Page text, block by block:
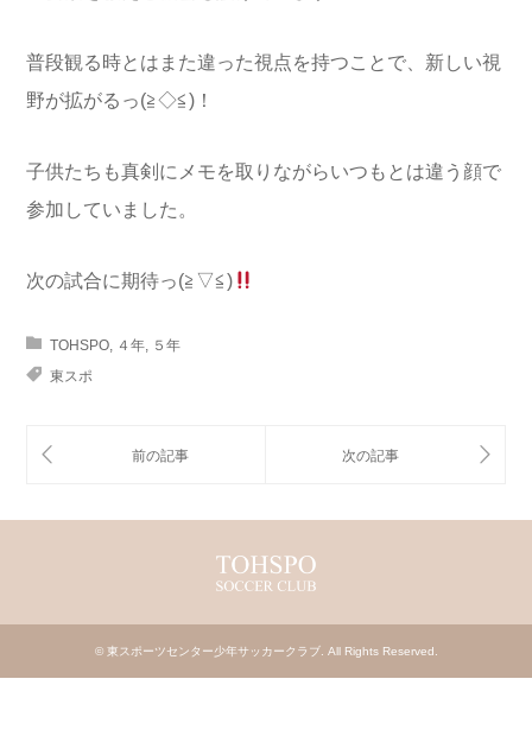
普段観る時とはまた違った視点を持つことで、新しい視
野が拡がるっ(≧◇≦)！
子供たちも真剣にメモを取りながらいつもとは違う顔で
参加していました。
次の試合に期待っ(≧▽≦)
TOHSPO, ４年, ５年
東スポ
© 東スポーツセンター少年サッカークラブ. All Rights Reserved.